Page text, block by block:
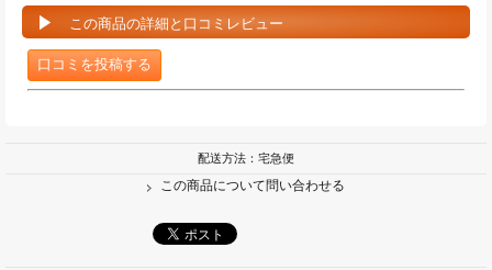
この商品の詳細と口コミレビュー
口コミを投稿する
配送方法：宅急便
この商品について問い合わせる